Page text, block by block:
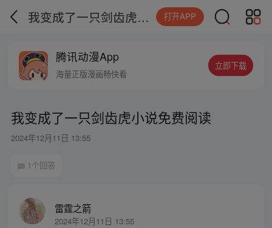
我变成了一只剑齿虎小说免费阅读 打开APP
腾讯动漫App
海量正版漫画畅快看
立即下载
我变成了一只剑齿虎小说免费阅读
2024年12月11日 13:55
1个回答
雷霆之箭
2024年12月11日 13:55